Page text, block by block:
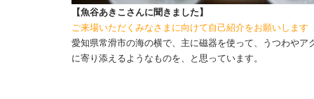
【魚谷あきこさんに聞きました】
ご来場いただくみなさまに向けて自己紹介をお願いします
愛知県常滑市の海の横で、主に磁器を使って、うつわや
に寄り添えるようなものを、と思っています。